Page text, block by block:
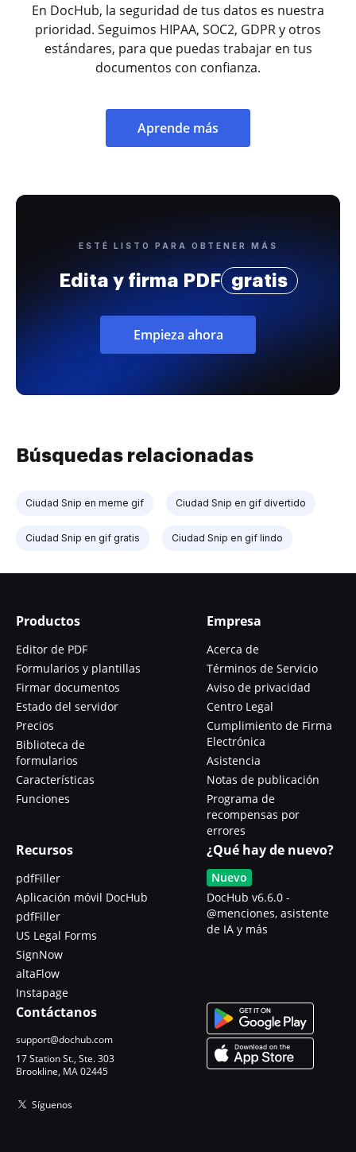
En DocHub, la seguridad de tus datos es nuestra
prioridad. Seguimos HIPAA, SOC2, GDPR y otros
estándares, para que puedas trabajar en tus
documentos con confianza.
Aprende más
ESTÉ LISTO PARA OBTENER MÁS
Edita y firma PDF gratis
Empieza ahora
Búsquedas relacionadas
Ciudad Snip en meme gif Ciudad Snip en gif divertido
Ciudad Snip en gif gratis Ciudad Snip en gif lindo
Productos
Editor de PDF
Formularios y plantillas
Firmar documentos
Estado del servidor
Precios
Biblioteca de
formularios
Características
Funciones
Empresa
Acerca de
Términos de Servicio
Aviso de privacidad
Centro Legal
Cumplimiento de Firma
Electrónica
Asistencia
Notas de publicación
Programa de
recompensas por
errores
Recursos
pdfFiller
Aplicación móvil DocHub
pdfFiller
US Legal Forms
SignNow
altaFlow
Instapage
¿Qué hay de nuevo?
Nuevo
DocHub v6.6.0 -
@menciones, asistente
de IA y más
Contáctanos
support@dochub.com
17 Station St., Ste. 303
Brookline, MA 02445
Síguenos